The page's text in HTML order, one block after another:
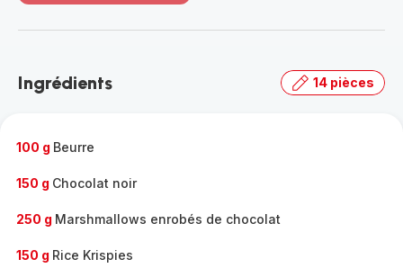
-
gamme
Ingrédients 14 pièces
100 g Beurre
150 g Chocolat noir
250 g Marshmallows enrobés de chocolat
150 g Rice Krispies